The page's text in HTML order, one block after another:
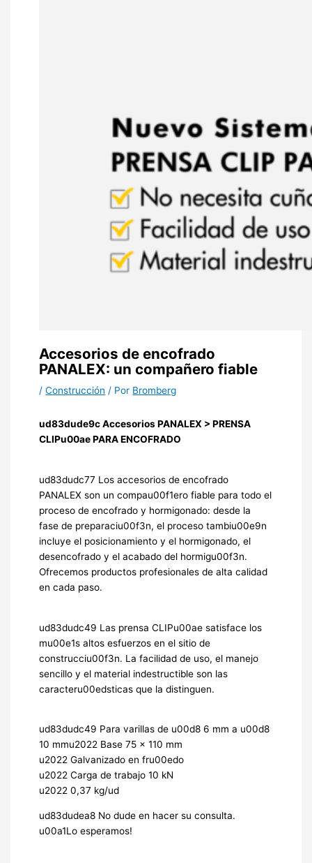
Accesorios de encofrado
PANALEX: un compañero fiable
/Construcción / Por Bromberg
ud83dude9c Accesorios PANALEX > PRENSA
CLIPu00ae PARA ENCOFRADO
ud83dudc77 Los accesorios de encofrado
PANALEX son un compau00f1ero fiable para todo el
proceso de encofrado y hormigonado: desde la
fase de preparaciu00f3n, el proceso tambiu00e9n
incluye el posicionamiento y el hormigonado, el
desencofrado y el acabado del hormigu00f3n.
Ofrecemos productos profesionales de alta calidad
en cada paso.
ud83dudc49 Las prensa CLIPu00ae satisface los
mu00e1s altos esfuerzos en el sitio de
construcciu00f3n. La facilidad de uso, el manejo
sencillo y el material indestructible son las
caracteru00edsticas que la distinguen.
ud83dudc49 Para varillas de u00d8 6 mm a u00d8
10 mmu2022 Base 75 x 110 mm
u2022 Galvanizado en fru00edo
u2022 Carga de trabajo 10 kN
u2022 0,37 kg/ud
ud83dudea8 No dude en hacer su consulta.
u00a1Lo esperamos!